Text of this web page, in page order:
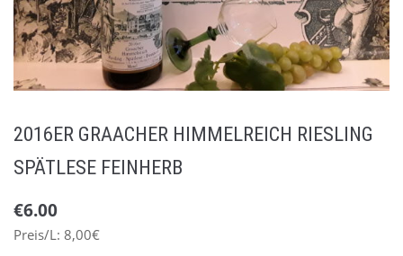
2022er Weine (7)
2020er Weine (11)
2019er Weine (3)
2017er Weine (7)
2016er Weine (7)
2014er Weine
2013er Weine
2016ER GRAACHER HIMMELREICH RIESLING
SPÄTLESE FEINHERB
€6.00
Preis/L: 8,00€